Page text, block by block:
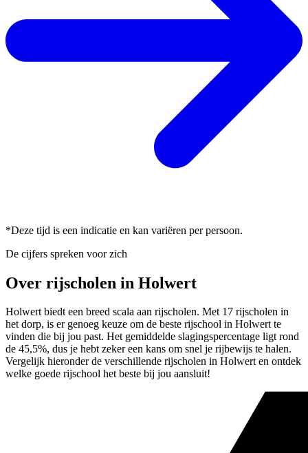
*Deze tijd is een indicatie en kan variëren per persoon.
De cijfers spreken voor zich
Over rijscholen in Holwert
Holwert biedt een breed scala aan rijscholen. Met 17 rijscholen in
het dorp, is er genoeg keuze om de beste rijschool in Holwert te
vinden die bij jou past. Het gemiddelde slagingspercentage ligt rond
de 45,5%, dus je hebt zeker een kans om snel je rijbewijs te halen.
Vergelijk hieronder de verschillende rijscholen in Holwert en ontdek
welke goede rijschool het beste bij jou aansluit!